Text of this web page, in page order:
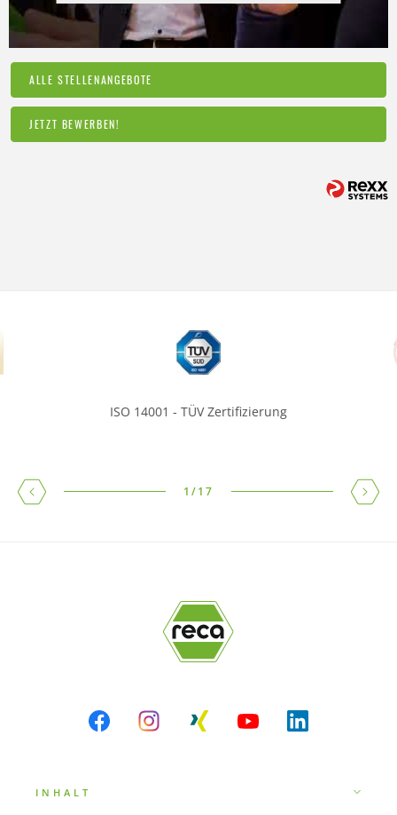
ALLE STELLENANGEBOTE
JETZT BEWERBEN!
ISO 14001 - TÜV Zertifizierung
1 /17
INHALT